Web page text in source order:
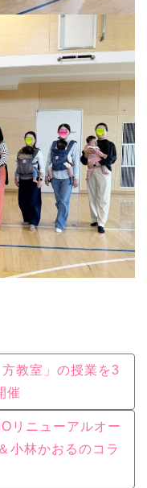
教室」の授業を3
催
リニューアルオー
小林かおるのコラ